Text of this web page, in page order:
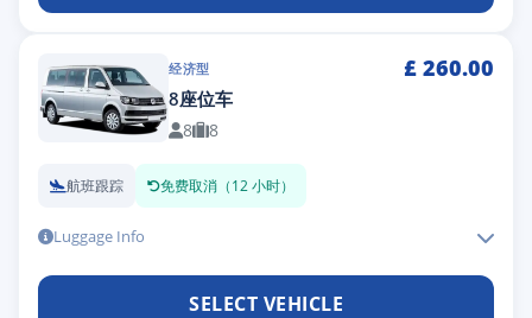
经济型 £ 260.00
8座位车
8 8
航班跟踪 免费取消（12 小时）
Luggage Info
SELECT VEHICLE